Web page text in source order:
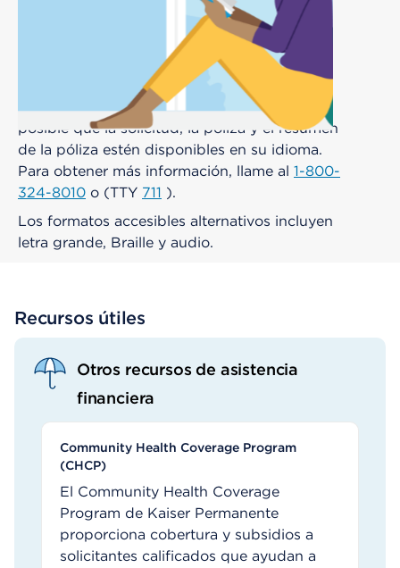
Materiales del programa en otros idiomas
Documentos de asistencia financiera para
Para obtener asistencia con el idioma,
intérpretes disponibles sin costo alguno. Es
posible que la solicitud, la póliza y el resumen
de la póliza estén disponibles en su idioma.
Para obtener más información, llame al 1-800-
324-8010 o (TTY 711 ).
Los formatos accesibles alternativos incluyen
letra grande, Braille y audio.
Recursos útiles
Otros recursos de asistencia
financiera
Community Health Coverage Program
(CHCP)
El Community Health Coverage
Program de Kaiser Permanente
proporciona cobertura y subsidios a
solicitantes calificados que ayudan a